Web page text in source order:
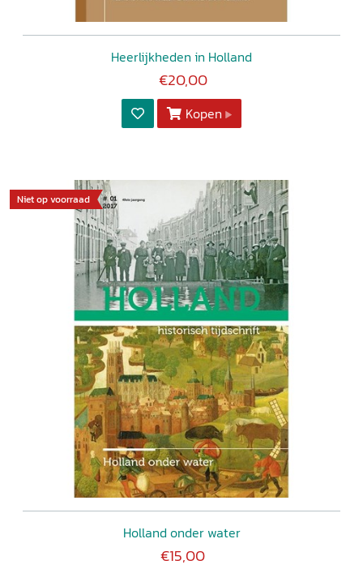
Heerlijkheden in Holland
€20,00
Kopen
Holland onder water
€15,00
Niet op voorraad